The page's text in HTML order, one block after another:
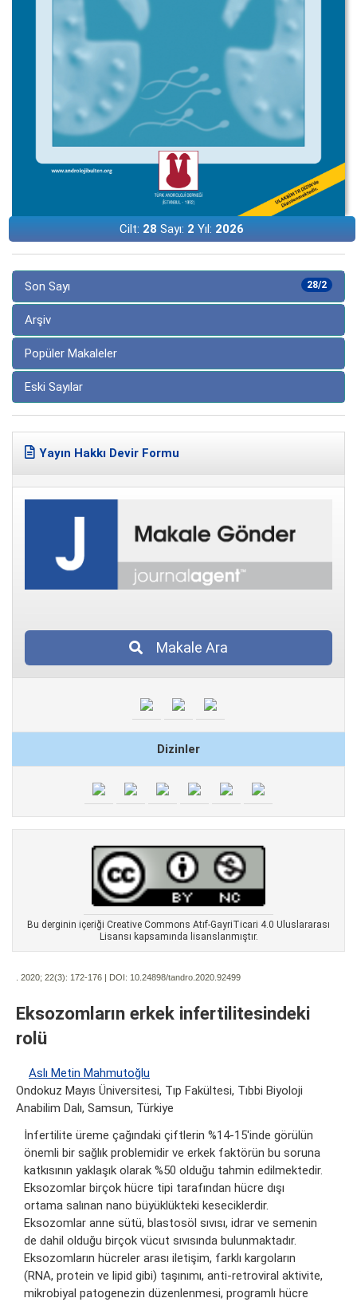
Cilt: 28 Sayı: 2 Yıl: 2026
28/2
Son Sayı
Arşiv
Popüler Makaleler
Eski Sayılar
Yayın Hakkı Devir Formu
Makale Ara
Dizinler
Bu derginin içeriği Creative Commons Atıf-GayriTicari 4.0 Uluslararası
Lisansı kapsamında lisanslanmıştır.
. 2020; 22(3): 172-176 | DOI: 10.24898/tandro.2020.92499
Eksozomların erkek infertilitesindeki
rolü
Aslı Metin Mahmutoğlu
Ondokuz Mayıs Üniversitesi, Tıp Fakültesi, Tıbbi Biyoloji
Anabilim Dalı, Samsun, Türkiye
İnfertilite üreme çağındaki çiftlerin %14-15'inde görülün
önemli bir sağlık problemidir ve erkek faktörün bu soruna
katkısının yaklaşık olarak %50 olduğu tahmin edilmektedir.
Eksozomlar birçok hücre tipi tarafından hücre dışı
ortama salınan nano büyüklükteki keseciklerdir.
Eksozomlar anne sütü, blastosöl sıvısı, idrar ve semenin
de dahil olduğu birçok vücut sıvısında bulunmaktadır.
Eksozomların hücreler arası iletişim, farklı kargoların
(RNA, protein ve lipid gibi) taşınımı, anti-retroviral aktivite,
mikrobiyal patogenezin düzenlenmesi, programlı hücre